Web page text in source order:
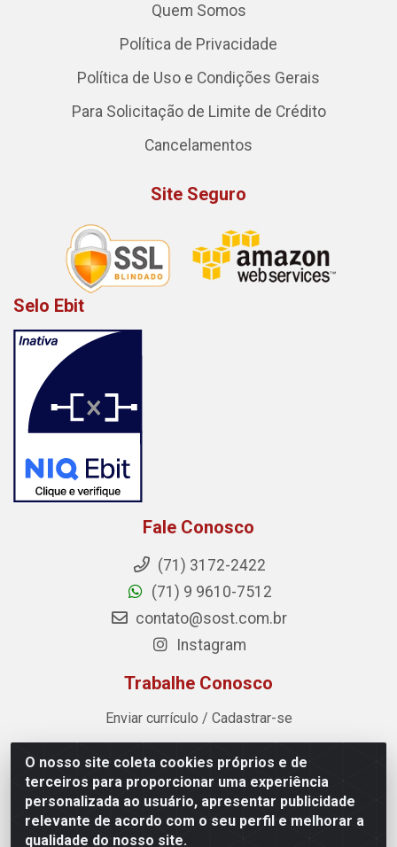
O nosso site coleta cookies próprios e de
terceiros para proporcionar uma experiência
personalizada ao usuário, apresentar publicidade
relevante de acordo com o seu perfil e melhorar a
qualidade do nosso site.
Quem Somos
Política de Privacidade
Política de Uso e Condições Gerais
Para Solicitação de Limite de Crédito
Cancelamentos
Site Seguro
Selo Ebit
Fale Conosco
(71) 3172-2422
(71) 9 9610-7512
contato@sost.com.br
Instagram
Trabalhe Conosco
Enviar currículo / Cadastrar-se
Sost Distribuidora - Rua Cândido Rissut, 254 - Recreio
Ipitanga, Lauro de Freitas/BA - CEP 42.700-590 - CNPJ
07.041.307/0001-80